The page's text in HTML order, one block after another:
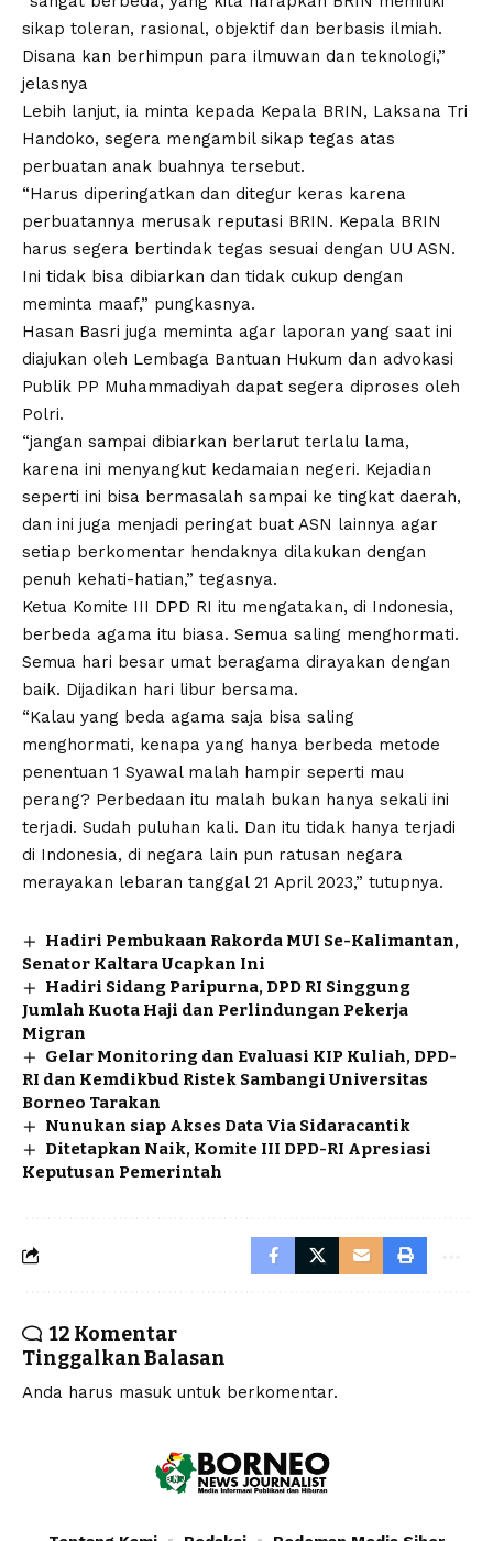
sikap toleran, rasional, objektif dan berbasis ilmiah.
Disana kan berhimpun para ilmuwan dan teknologi,”
jelasnya
Lebih lanjut, ia minta kepada Kepala BRIN, Laksana Tri
Handoko, segera mengambil sikap tegas atas
perbuatan anak buahnya tersebut.
“Harus diperingatkan dan ditegur keras karena
perbuatannya merusak reputasi BRIN. Kepala BRIN
harus segera bertindak tegas sesuai dengan UU ASN.
Ini tidak bisa dibiarkan dan tidak cukup dengan
meminta maaf,” pungkasnya.
Hasan Basri juga meminta agar laporan yang saat ini
diajukan oleh Lembaga Bantuan Hukum dan advokasi
Publik PP Muhammadiyah dapat segera diproses oleh
Polri.
“jangan sampai dibiarkan berlarut terlalu lama,
karena ini menyangkut kedamaian negeri. Kejadian
seperti ini bisa bermasalah sampai ke tingkat daerah,
dan ini juga menjadi peringat buat ASN lainnya agar
setiap berkomentar hendaknya dilakukan dengan
penuh kehati-hatian,” tegasnya.
Ketua Komite III DPD RI itu mengatakan, di Indonesia,
berbeda agama itu biasa. Semua saling menghormati.
Semua hari besar umat beragama dirayakan dengan
baik. Dijadikan hari libur bersama.
“Kalau yang beda agama saja bisa saling
menghormati, kenapa yang hanya berbeda metode
penentuan 1 Syawal malah hampir seperti mau
perang? Perbedaan itu malah bukan hanya sekali ini
terjadi. Sudah puluhan kali. Dan itu tidak hanya terjadi
di Indonesia, di negara lain pun ratusan negara
merayakan lebaran tanggal 21 April 2023,” tutupnya.
Hadiri Pembukaan Rakorda MUI Se-Kalimantan,
Senator Kaltara Ucapkan Ini
Hadiri Sidang Paripurna, DPD RI Singgung
Jumlah Kuota Haji dan Perlindungan Pekerja
Migran
Gelar Monitoring dan Evaluasi KIP Kuliah, DPD-
RI dan Kemdikbud Ristek Sambangi Universitas
Borneo Tarakan
Nunukan siap Akses Data Via Sidaracantik
Ditetapkan Naik, Komite III DPD-RI Apresiasi
Keputusan Pemerintah
12 Komentar
Tinggalkan Balasan
Anda harus masuk untuk berkomentar.